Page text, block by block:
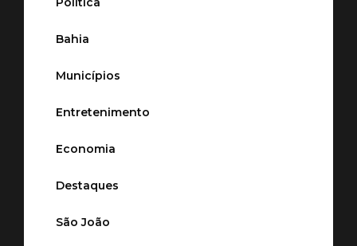
Bahia
Municípios
Entretenimento
Economia
Destaques
São João